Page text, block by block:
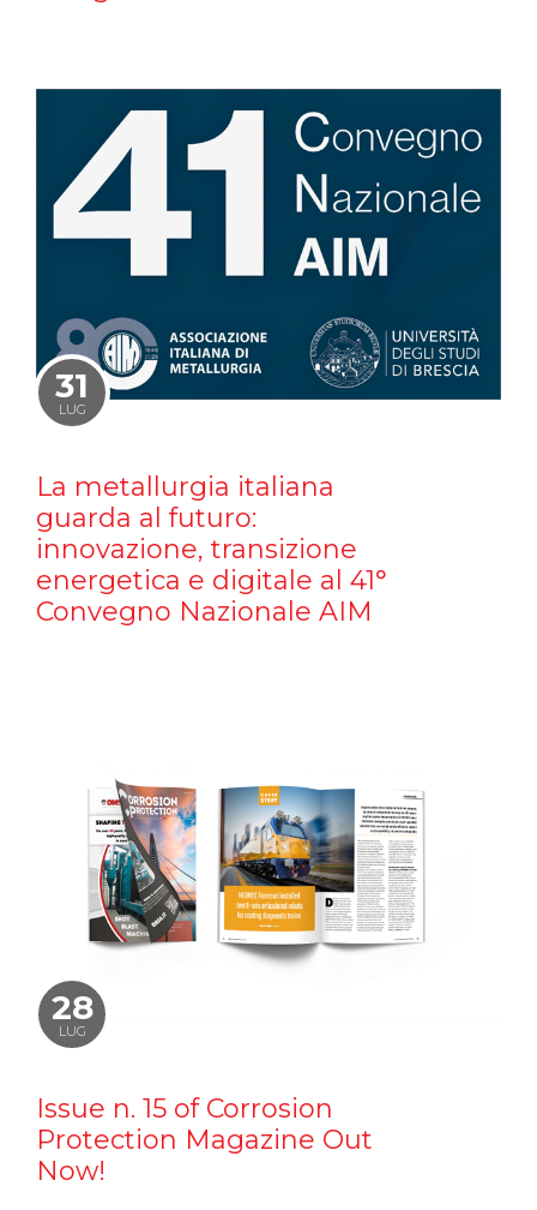
31
LUG
La metallurgia italiana
guarda al futuro:
innovazione, transizione
energetica e digitale al 41°
Convegno Nazionale AIM
28
LUG
Issue n. 15 of Corrosion
Protection Magazine Out
Now!